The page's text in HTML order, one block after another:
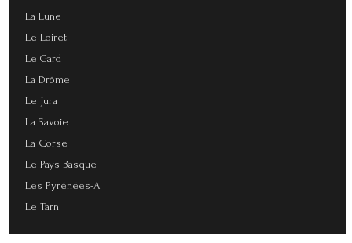
La Lune
Le Loiret
Le Gard
La Drôme
Le Jura
La Savoie
La Corse
Le Pays Basque
Les Pyrénées-A
Le Tarn